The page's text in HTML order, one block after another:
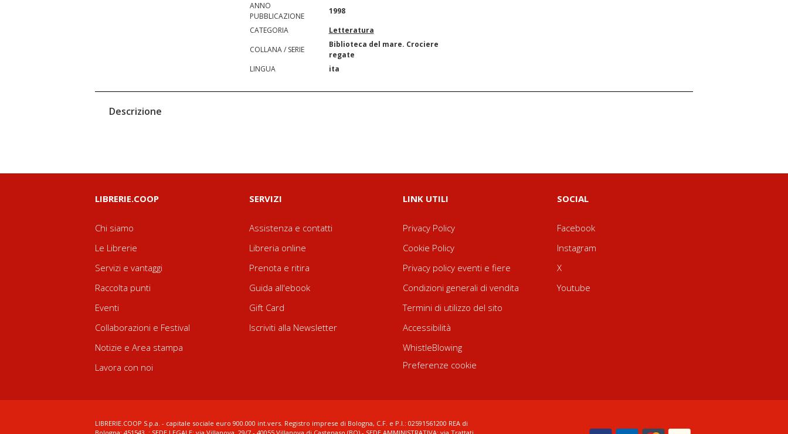
ANNO
PUBBLICAZIONE
1998
CATEGORIA
Letteratura
COLLANA / SERIE
Biblioteca del mare. Crociere
regate
LINGUA
ita
Descrizione
LIBRERIE.COOP
Chi siamo
Le Librerie
Servizi e vantaggi
Raccolta punti
Eventi
Collaborazioni e Festival
Notizie e Area stampa
Lavora con noi
SERVIZI
Assistenza e contatti
Libreria online
Prenota e ritira
Guida all'ebook
Gift Card
Iscriviti alla Newsletter
LINK UTILI
Privacy Policy
Cookie Policy
Privacy policy eventi e fiere
Condizioni generali di vendita
Termini di utilizzo del sito
Accessibilità
WhistleBlowing
Preferenze cookie
SOCIAL
Facebook
Instagram
X
Youtube
LIBRERIE.COOP S.p.a. - capitale sociale euro 900.000 int.vers. Registro imprese di Bologna, C.F. e P.I.: 02591561200 REA di